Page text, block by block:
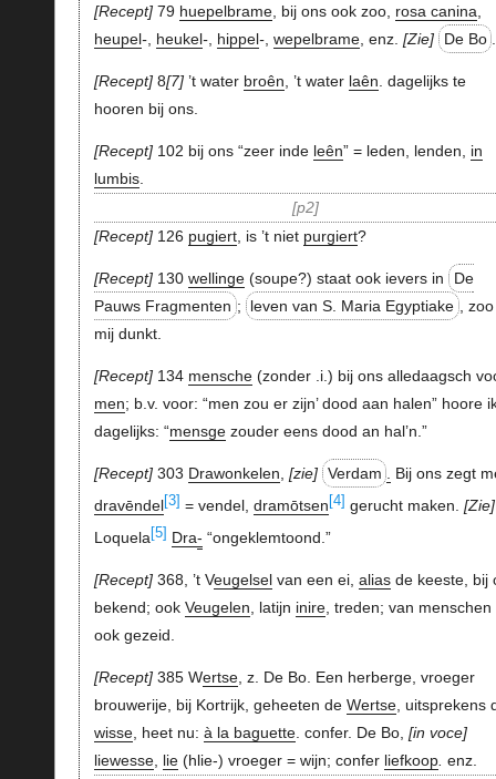
Recept 79 huepelbrame, bij ons ook zoo, rosa canina
heupel-, heukel-, hippel-, wepelbrame, enz. Zie De Bo
Recept 8 7 ’t water broên , ’t water laên . dagelijks te
hooren bij ons.
Recept 102 bij ons “zeer inde leên” = leden, lenden, in
lumbis.
p2
Recept 126 pugiert, is ’t niet purgiert?
Recept 130 wellinge(soupe?) staat ook ievers in
De
Pauws Fragmenten ; leven van S. Maria Egyptiake
,
mij dunkt.
Recept 134 mensche(zonder .i.) bij ons alledaagsch
men; b.v. voor: “men zou er zijn’ dood aan halen” hoore
dagelijks: “mensgezouder eens dood an hal’n.”
Recept 303 Drawonkelen zie Verdam
Bij ons zegt
dravēndel[3] = vendel, dramōtsen [4] gerucht maken.
Zie
Loquela [5] Dra- “ongeklemtoond.”
Recept 368, ’t Veugelselvan een ei, aliasde keeste, bij
bekend; ook Veugelen, latijn inire, treden; van menschen
ook gezeid.
Recept 385 Wertse, z. De Bo. Een herberge, vroeger
brouwerije, bij Kortrijk, geheeten de Wertse, uitsprekens
wisse, heet nu: à la baguette. confer. De Bo, in voce
liewesse, lie(hlie-) vroeger = wijn; confer liefkoop. enz.